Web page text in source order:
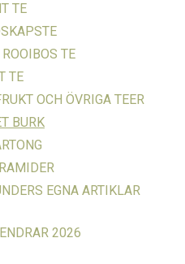
TE
ROOIBOS TE
TE
OCH ÖVRIGA TEER
BURK
EGNA ARTIKLAR
2026